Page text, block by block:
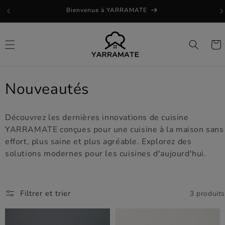
au
Bienvenue à YARRAMATE
C
l
l
c
t
Nouveautés
Découvrez les dernières innovations de cuisine
YARRAMATE conçues pour une cuisine à la maison sans
effort, plus saine et plus agréable. Explorez des
solutions modernes pour les cuisines d'aujourd'hui.
Filtrer et trier 3 produits